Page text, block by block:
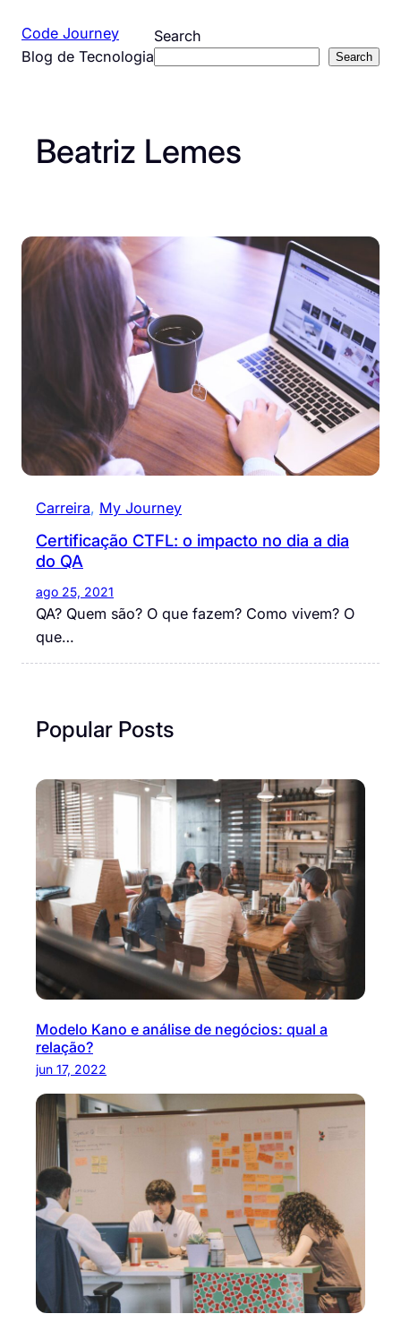
para
Code Journey
Blog de Tecnologia
Search
Search
Beatriz Lemes
Carreira, My Journey
Certificação CTFL: o impacto no dia a dia
do QA
ago 25, 2021
QA? Quem são? O que fazem? Como vivem? O
que…
Popular Posts
Modelo Kano e análise de negócios: qual a
relação?
jun 17, 2022